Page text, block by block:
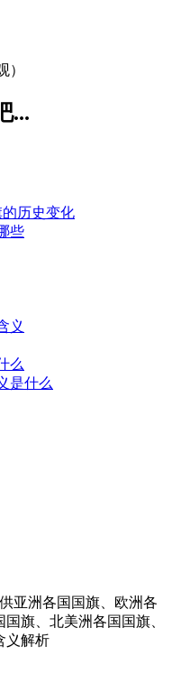
）
...
历史变化
些
义
么
是什么
亚洲各国国旗、欧洲各
旗、北美洲各国国旗、
义解析